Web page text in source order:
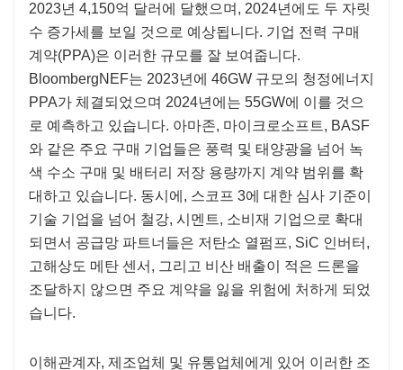
2023년 4,150억 달러에 달했으며, 2024년에도 두 자릿
수 증가세를 보일 것으로 예상됩니다. 기업 전력 구매
계약(PPA)은 이러한 규모를 잘 보여줍니다.
BloombergNEF는 2023년에 46GW 규모의 청정에너지
PPA가 체결되었으며 2024년에는 55GW에 이를 것으
로 예측하고 있습니다. 아마존, 마이크로소프트, BASF
와 같은 주요 구매 기업들은 풍력 및 태양광을 넘어 녹
색 수소 구매 및 배터리 저장 용량까지 계약 범위를 확
대하고 있습니다. 동시에, 스코프 3에 대한 심사 기준이
기술 기업을 넘어 철강, 시멘트, 소비재 기업으로 확대
되면서 공급망 파트너들은 저탄소 열펌프, SiC 인버터,
고해상도 메탄 센서, 그리고 비산 배출이 적은 드론을
조달하지 않으면 주요 계약을 잃을 위험에 처하게 되었
습니다.
이해관계자, 제조업체 및 유통업체에게 있어 이러한 조